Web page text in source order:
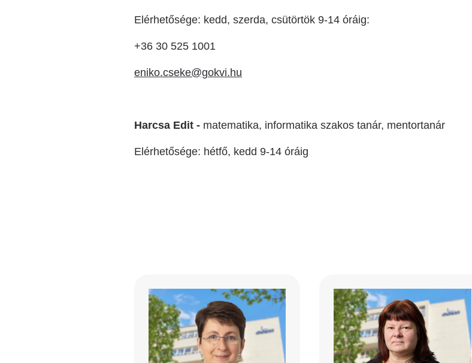
Elérhetősége: kedd, szerda, csütörtök 9-14 óráig:
+36 30 525 1001
eniko.cseke@gokvi.hu
Harcsa Edit - matematika, informatika szakos tanár, mentortanár
Elérhetősége: hétfő, kedd 9-14 óráig